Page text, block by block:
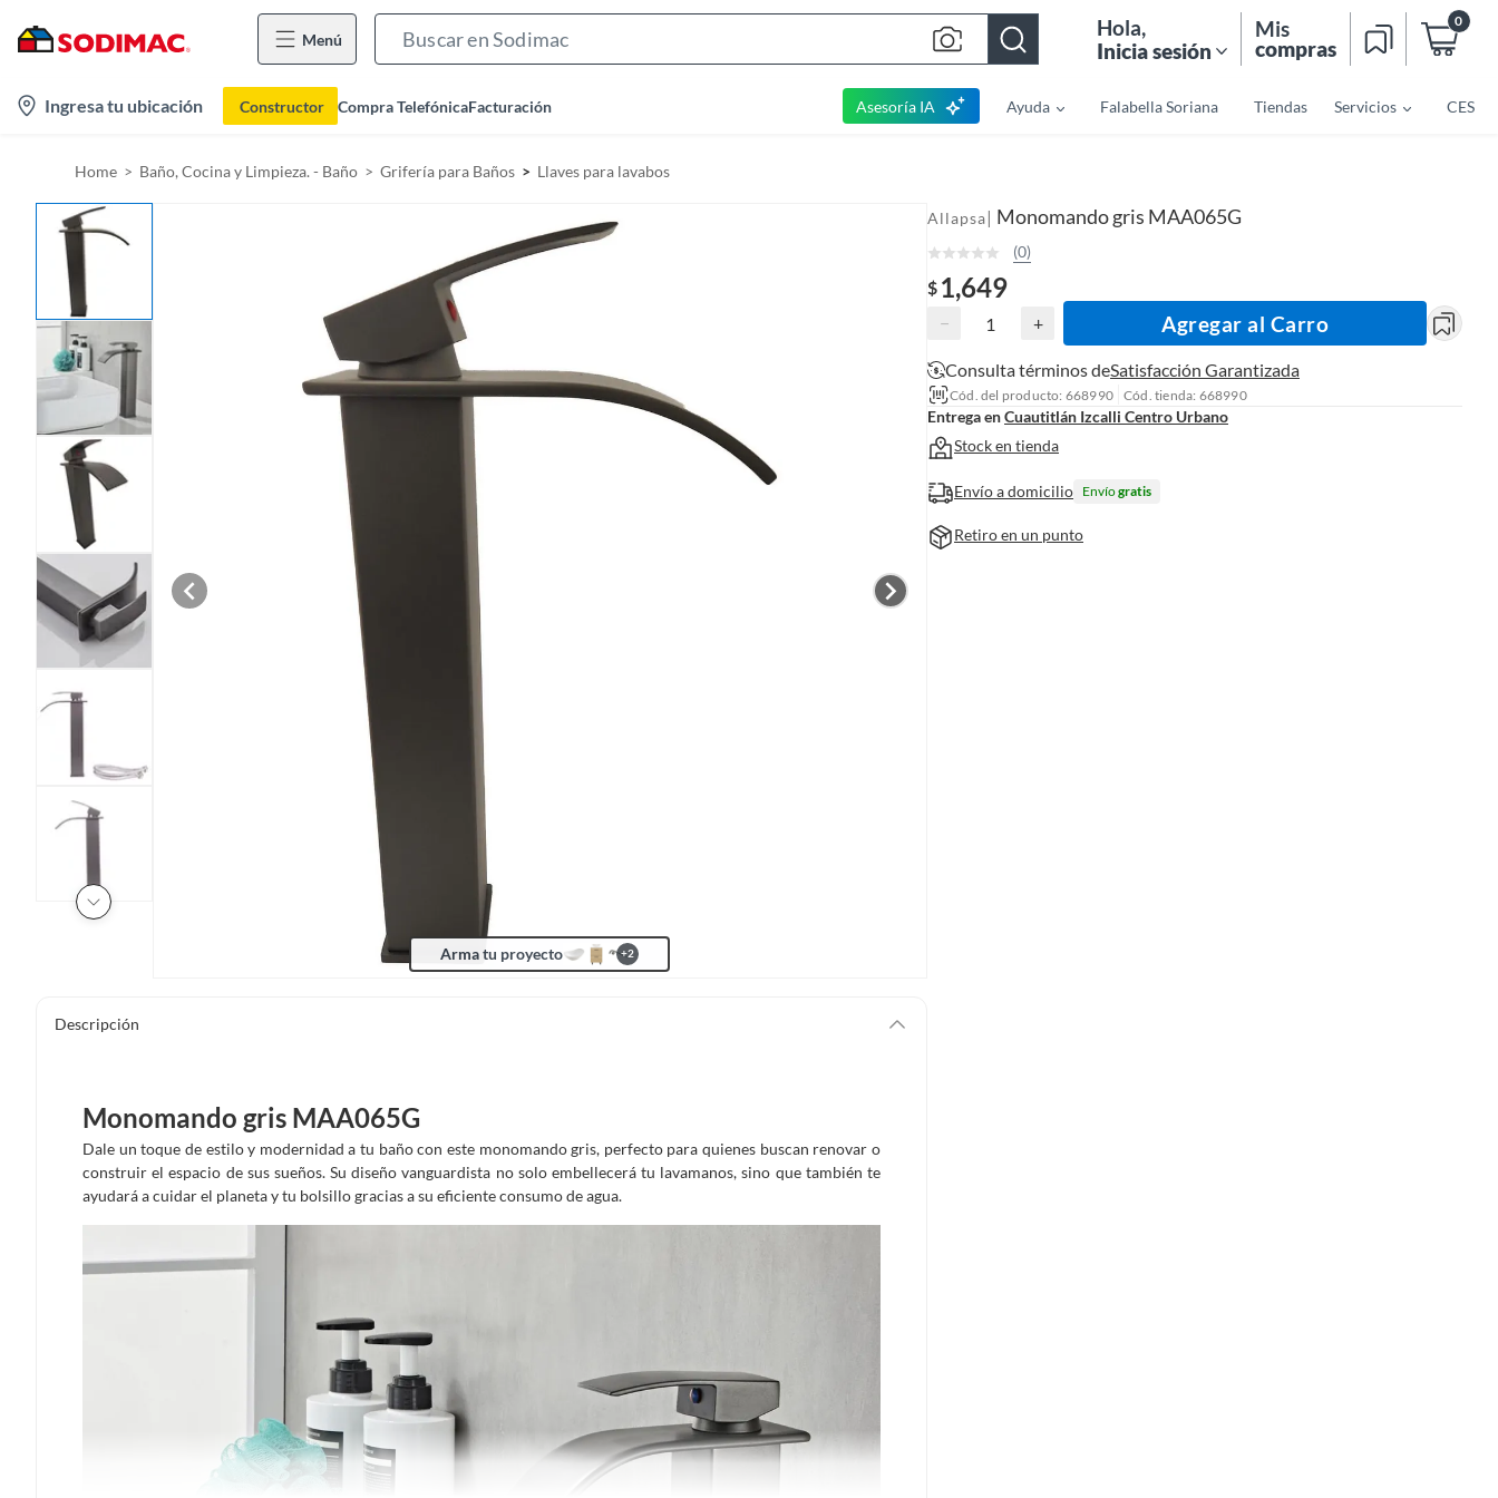
Menú Hola,
Inicia sesión
Mis
compras
0
Ingresa tu ubicación Constructor Compra TelefónicaFacturación Asesoría IA Ayuda Falabella Soriana Tiendas Servicios CES
Home Baño, Cocina y Limpieza. - Baño Grifería para Baños Llaves para lavabos
Arma tu proyecto +2
Descripción
Monomando gris MAA065G
Dale un toque de estilo y modernidad a tu baño con este monomando gris, perfecto para quienes buscan renovar o
construir el espacio de sus sueños. Su diseño vanguardista no solo embellecerá tu lavamanos, sino que también te
ayudará a cuidar el planeta y tu bolsillo gracias a su eficiente consumo de agua.
Allapsa| Monomando gris MAA065G
(0)
$ 1,649
− + Agregar al Carro
Consulta términos deSatisfacción Garantizada
Cód. del producto: 668990 Cód. tienda: 668990
Entrega enCuautitlán Izcalli Centro Urbano
Stock en tienda
Envío a domicilio Envíogratis
Retiro en un punto